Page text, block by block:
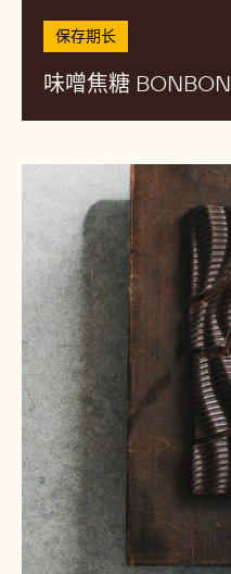
保存期长
味噌焦糖 BONBON
巧
克
力